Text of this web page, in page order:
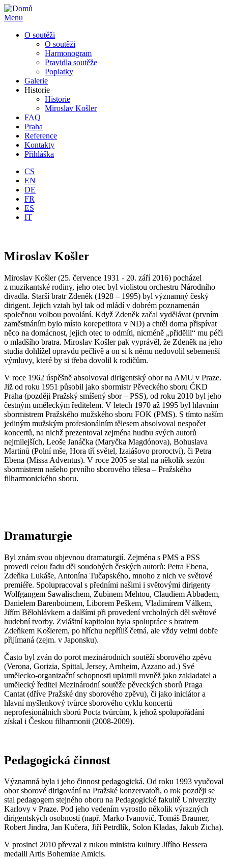
Přejít
k
obsahu
Hlavní
navigace
Menu
O soutěži
O soutěži
Harmonogram
Pravidla soutěže
Poplatky
Galerie
Historie
Historie
Miroslav Košler
FAQ
Praha
Reference
Kontakty
Přihláška
CS
EN
DE
FR
ES
IT
Miroslav Košler
Miroslav Košler (25. července 1931 - 20. září 2016) pocházel
z muzikantské rodiny, jeho otec byl violistou orchestru Národního
divadla. Starší bratr Zdeněk (1928 – 1995) byl významný český
dirigent. Jejich vztah byl tak od mládí v dobrém poznamenán
společnou volbou povolání. Když Zdeněk začal vydělávat (prvním
zaměstnáním bylo místo korepetitora v ND) a chtěl doma přispívat
něco na domácnost, jejich otec to odmítl, nicméně „přidělil“ mu péči
o mladšího bratra. Miroslav Košler pak vyprávěl, že Zdeněk na jeho
studia dohlížel opravdu pečlivě a on si k němu nedovolil sebemenší
výmluvy, které by si třeba dovolil k rodičům.
V roce 1962 úspěšně absolvoval dirigentský obor na AMU v Praze.
Již od roku 1951 působil jako sbormistr Pěveckého sboru ČKD
Praha (později Pražský smíšený sbor – PSS), od roku 2010 byl jeho
čestným uměleckým ředitelem. V letech 1970 až 1995 byl hlavním
sbormistrem Pražského mužského sboru FOK (PMS). S tímto naším
jediným mužským profesionálním tělesem absolvoval nespočet
koncertů, na nichž prezentoval zejména hudbu svých autorů
nejmilejších, Leoše Janáčka (Maryčka Magdónova), Bohuslava
Martinů (Polní mše, Hora tří světel, Izaiášovo proroctví), či Petra
Ebena (Missa Adventus). V roce 2005 se stal na několik sezón
sbormistrem našeho prvního sborového tělesa – Pražského
filharmonického sboru.
Dramaturgie
Byl znám svou objevnou dramaturgií. Zejména s PMS a PSS
provedl celou řadu děl soudobých českých autorů: Petra Ebena,
Zdeňka Lukáše, Antonína Tučapského, mnoho z nich ve světové
premiéře. Spolupracoval s předními našimi i světovými dirigenty
Wolfgangem Sawalischem, Zubinem Mehtou, Claudiem Abbadem,
Danielem Barenboimem, Liborem Peškem, Vladimírem Válkem,
Jiřím Bělohlávkem a dalšími při provedení vrcholných děl světové
hudební tvorby. Zvláštní kapitolou byla spolupráce s bratrem
Zdeňkem Košlerem, po hříchu nepříliš četná, ale vždy velmi dobře
přijímaná (zejm. v Japonsku).
Často byl zván do porot mezinárodních soutěží sborového zpěvu
(Verona, Gorizia, Spittal, Jersey, Arnheim, Azzano ad.) Své
umělecko-organizační schopnosti uplatnil rovněž jako zakladatel a
umělecký ředitel Mezinárodní soutěže pěveckých sborů Praga
Cantat (dříve Pražské dny sborového zpěvu), či jako iniciátor a
hlavní myšlenkový tvůrce sborového cyklu koncertů
neprofesionálních sborů Pocta tvůrcům, k jehož spolupořádání
získal i Českou filharmonii (2008-2009).
Pedagogická činnost
Významná byla i jeho činnost pedagogická. Od roku 1993 vyučoval
obor sborové dirigování na Pražské konzervatoři, o rok později se
stal pedagogem stejného oboru na Pedagogické fakultě Univerzity
Karlovy v Praze. Pod jeho vedením vyrostlo několik výrazných
dirigentských osobností (např. Marko Ivanovič, Tomáš Brauner,
Robert Jindra, Jan Kučera, Jiří Petrdlík, Solon Kladas, Jakub Zicha).
V prosinci 2010 převzal z rukou ministra kultury Jiřího Bessera
medaili Artis Bohemiae Amicis.